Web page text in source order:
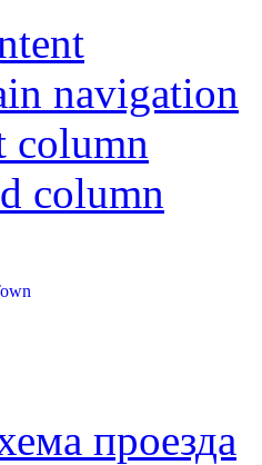
navigation
column
column
проезда